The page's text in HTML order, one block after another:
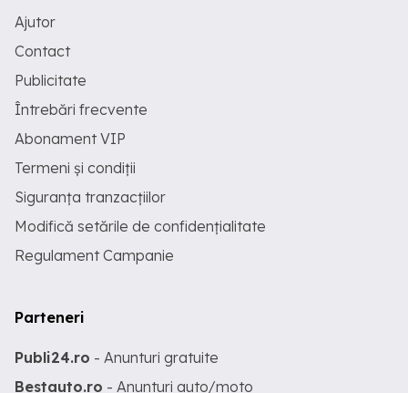
Ajutor
Contact
Publicitate
Întrebări frecvente
Abonament VIP
Termeni și condiții
Siguranța tranzacțiilor
Modifică setările de confidențialitate
Regulament Campanie
Parteneri
Publi24.ro - Anunturi gratuite
Bestauto.ro - Anunturi auto/moto